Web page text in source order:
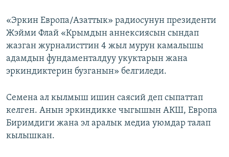
«Эркин Европа/Азаттык» радиосунун президенти
Жэйми Флай «Крымдын аннексиясын сындап
жазган журналисттин 4 жыл мурун камалышы
адамдын фундаменталдуу укуктарын жана
эркиндиктерин бузганын» белгиледи.
Семена ал кылмыш ишин саясий деп сыпаттап
келген. Анын эркиндикке чыгышын АКШ, Европа
Биримдиги жана эл аралык медиа уюмдар талап
кылышкан.